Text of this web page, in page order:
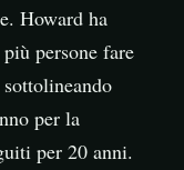
Howard ha
persone fare
per la
per 20 anni.